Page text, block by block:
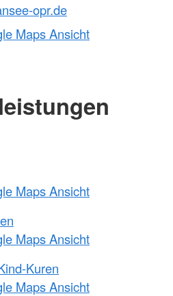
opr.de
Maps Ansicht
Maps Ansicht
Maps Ansicht
Kuren
Maps Ansicht